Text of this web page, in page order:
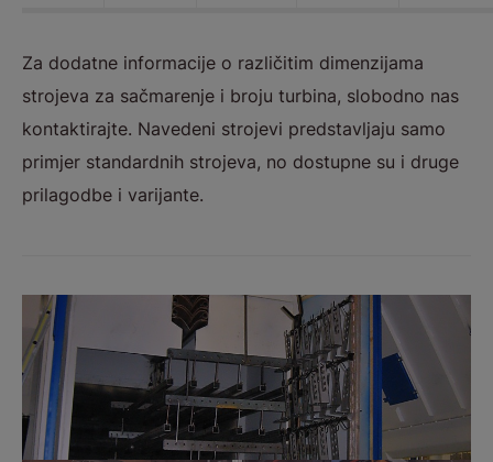
Za dodatne informacije o različitim dimenzijama
strojeva za sačmarenje i broju turbina, slobodno nas
kontaktirajte. Navedeni strojevi predstavljaju samo
primjer standardnih strojeva, no dostupne su i druge
prilagodbe i varijante.